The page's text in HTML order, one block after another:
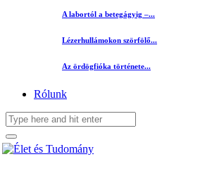
A labortól a betegágyig –...
Lézerhullámokon szörfölő...
Az ördögfióka története...
Rólunk